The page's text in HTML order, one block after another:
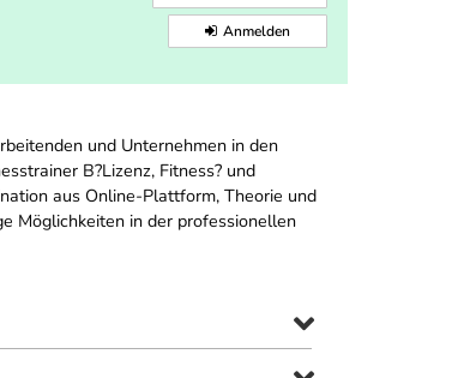
Anmelden
und Unternehmen in den
B?Lizenz, Fitness? und
aus Online-Plattform, Theorie und
Möglichkeiten in der professionellen